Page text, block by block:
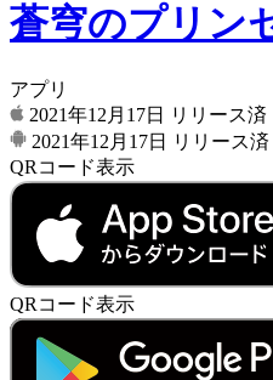
蒼穹のプリン
アプリ
2021年12月17日
リリース済
2021年12月17日
リリース済
QRコード表示
QRコード表示